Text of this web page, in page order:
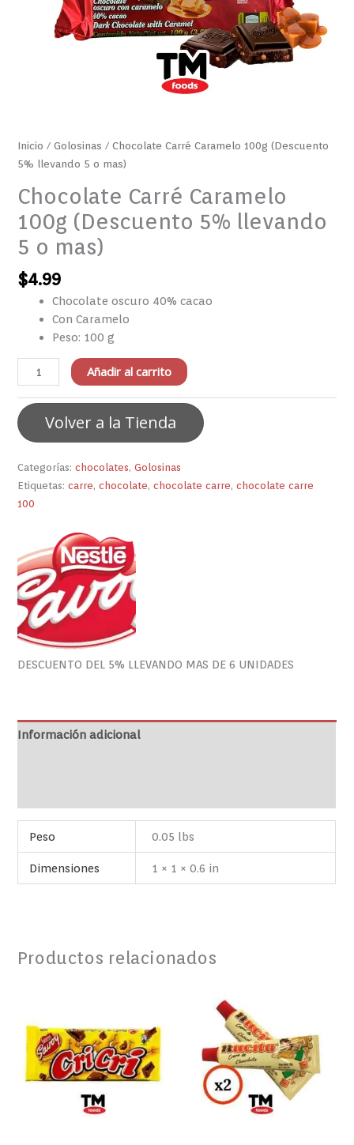
Inicio /Golosinas / Chocolate Carré Caramelo 100g (Descuento
5% llevando 5 o mas)
Chocolate Carré Caramelo
100g (Descuento 5% llevando
5 o mas)
$4.99
Chocolate oscuro 40% cacao
Con Caramelo
Peso: 100 g
Añadir al carrito
Volver a la Tienda
Categorías:chocolates,Golosinas
Etiquetas:carre,chocolate,chocolate carre,chocolate carre
100
DESCUENTO DEL 5% LLEVANDO MAS DE 6 UNIDADES
Información adicional
Peso 0.05 lbs
Dimensiones 1 × 1 × 0.6 in
Productos relacionados
123g
cantidad
Tubito
35g
x
Unidades
cantidad